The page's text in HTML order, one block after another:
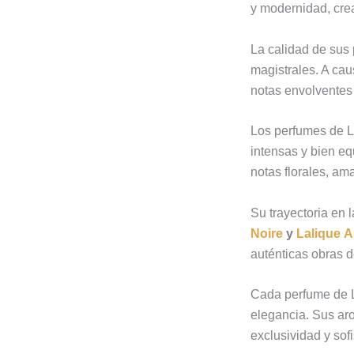
y modernidad,
La calidad de
magistrales. A
notas
Los perfumes de
intensas y bien
notas florales,
Su trayectoria en
Noire y Lalique
auténticas obras
Cada perfume de
elegancia. Sus
exclusividad y